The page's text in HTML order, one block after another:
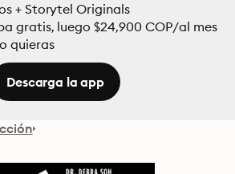
+ Storytel Originals
gratis, luego $24,900 COP/al mes
quieras
Descarga la app